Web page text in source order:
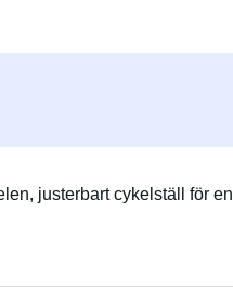
justerbart cykelställ för